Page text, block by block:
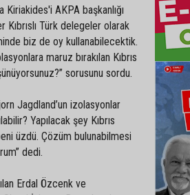
Kiriakides'i AKPA başkanlığı
Türk delegeler olarak
biz de oy kullanabilecektik.
maruz bırakılan Kıbrıs
sorusunu sordu.
Jagdland’un izolasyonlar
Yapılacak şey Kıbrıs
üzdü. Çözüm bulunabilmesi
dedi.
Erdal Özcenk ve